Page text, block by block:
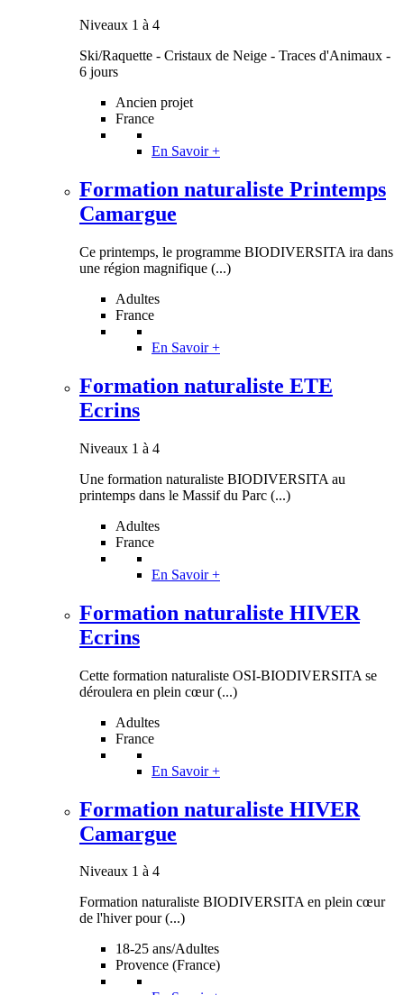
Niveaux 1 à 4
Ski/Raquette - Cristaux de Neige - Traces d'Animaux -
6 jours
Ancien projet
France
En Savoir +
Formation naturaliste Printemps
Camargue
Ce printemps, le programme BIODIVERSITA ira dans
une région magnifique (...)
Adultes
France
En Savoir +
Formation naturaliste ETE
Ecrins
Niveaux 1 à 4
Une formation naturaliste BIODIVERSITA au
printemps dans le Massif du Parc (...)
Adultes
France
En Savoir +
Formation naturaliste HIVER
Ecrins
Cette formation naturaliste OSI-BIODIVERSITA se
déroulera en plein cœur (...)
Adultes
France
En Savoir +
Formation naturaliste HIVER
Camargue
Niveaux 1 à 4
Formation naturaliste BIODIVERSITA en plein cœur
de l'hiver pour (...)
18-25 ans/Adultes
Provence (France)